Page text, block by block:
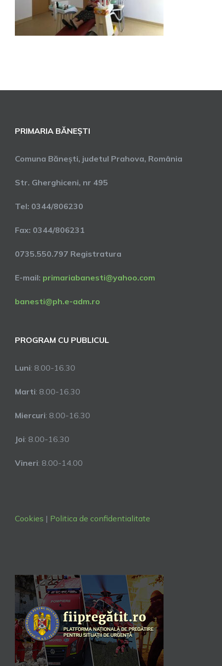
PRIMARIA BĂNEȘTI
Comuna Bănești, judetul Prahova, România
Str. Gherghiceni, nr 495
Tel: 0344/806230
Fax: 0344/806231
0735.550.797 Registratura
E-mail: primariabanesti@yahoo.com
banesti@ph.e-adm.ro
PROGRAM CU PUBLICUL
Luni: 8.00-16.30
Marti: 8.00-16.30
Miercuri: 8.00-16.30
Joi: 8.00-16.30
Vineri: 8.00-14.00
Cookies | Politica de confidentialitate